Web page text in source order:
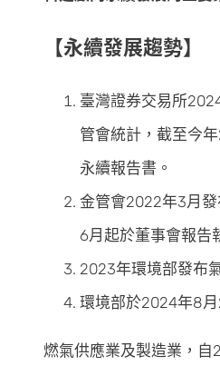
【永續發展趨勢】
臺灣證券交易所
管會統計，截至今
永續報告書。
金管會2022年3月
6月起於董事會報告
2023年環境部發布
環境部於2024年8
燃氣供應業及製造業，自